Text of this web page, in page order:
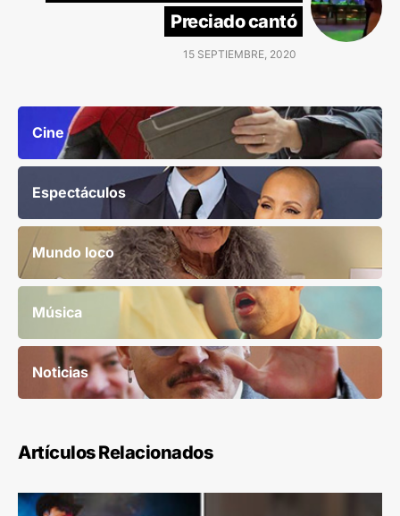
Preciado cantó
15 SEPTIEMBRE, 2020
Cine
Espectáculos
Mundo loco
Música
Noticias
Artículos Relacionados